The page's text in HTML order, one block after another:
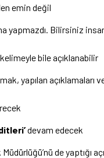
emin değil
yapmazdı. Bilirsiniz
bile açıklanabilir
yapılan açıklamaları
devam edecek
de yaptığı